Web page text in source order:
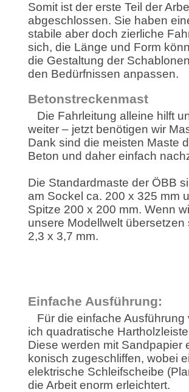
Somit ist der erste Teil der
abgeschlossen. Sie haben
stabile aber doch zierliche
sich, die Länge und Form
die Gestaltung der
den Bedürfnissen anpassen.
Betonstreckenmast
Die Fahrleitung alleine hilft
weiter – jetzt benötigen wir
Dank sind die meisten Maste
Beton und daher einfach
Die Standardmaste der ÖBB
am Sockel ca. 200 x 325 mm
Spitze 200 x 200 mm. Wenn
unsere Modellwelt übersetzen
2,3 x 3,7 mm.
Einfache Ausführung:
Für die einfache Ausführung
ich quadratische
Diese werden mit Sandpapier
konisch zugeschliffen, wobei
elektrische Schleifscheibe
die Arbeit enorm erleichtert.